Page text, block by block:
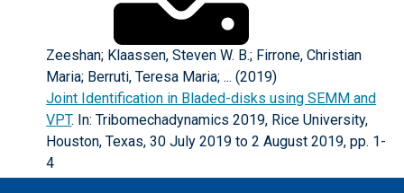
Zeeshan; Klaassen, Steven W. B.; Firrone, Christian
Maria; Berruti, Teresa Maria; ... (2019)
Joint Identification in Bladed-disks using SEMM and
VPT. In: Tribomechadynamics 2019, Rice University,
Houston, Texas, 30 July 2019 to 2 August 2019, pp. 1-
4